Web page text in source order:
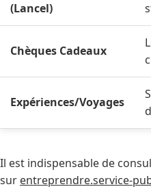
(Lancel)
Chèques Cadeaux
Expériences/Voyages
Il est indispensable de
sur entreprendre.service-